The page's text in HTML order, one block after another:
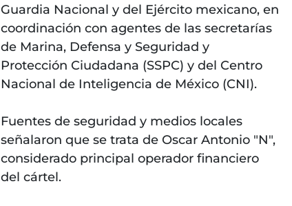
Guardia Nacional y del Ejército mexicano, en
coordinación con agentes de las secretarías
de Marina, Defensa y Seguridad y
Protección Ciudadana (SSPC) y del Centro
Nacional de Inteligencia de México (CNI).
Fuentes de seguridad y medios locales
señalaron que se trata de Oscar Antonio "N",
considerado principal operador financiero
del cártel.